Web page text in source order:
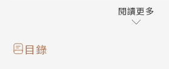
\硬派寫實動作片+笑中帶淚的搞
的黑色喜劇//
閱讀更多
目錄